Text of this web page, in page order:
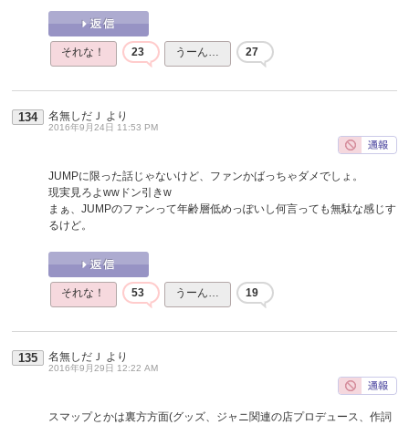
それな！ 23 うーん… 27
134 名無しだＪ より
2016年9月24日 11:53 PM
JUMPに限った話じゃないけど、ファンかばっちゃダメでしょ。
現実見ろよwwドン引きw
まぁ、JUMPのファンって年齢層低めっぽいし何言っても無駄な感じす
るけど。
それな！ 53 うーん… 19
135 名無しだＪ より
2016年9月29日 12:22 AM
スマップとかは裏方方面(グッズ、ジャニ関連の店プロデュース、作詞